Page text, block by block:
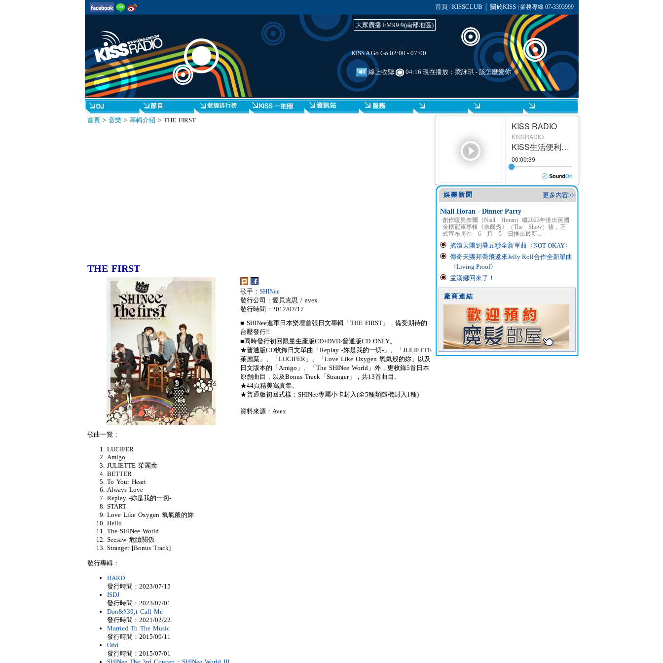
首頁 KISSCLUB 關於KISS| 業務專線 07-3393999
大眾廣播 FM99.9(南部地區)
KISS A Go Go 02:00 - 07:00
線上收聽 04:16 現在播放： 梁詠琪-該怎麼愛你
首頁> 音樂> 專輯介紹 > THE FIRST
THE FIRST
歌手： SHINee
發行公司：愛貝克思 / avex
發行時間：2012/02/17
■ SHINee進軍日本樂壇首張日文專輯「THE FIRST」，備受期待的
台壓發行!!
■同時發行初回限量生產版CD+DVD‧普通版CD ONLY。
★普通版CD收錄日文單曲「Replay -妳是我的一切-」、「JULIETTE
茱麗葉」、「LUCIFER」、「Love Like Oxygen 氧氣般的妳」以及
日文版本的「Amigo」、「The SHINee World」外，更收錄5首日本
原創曲目，以及Bonus Track「Stranger」，共13首曲目。
★44頁精美寫真集。
★普通版初回式樣：SHINee專屬小卡封入(全5種類隨機封入1種)
資料來源：Avex
歌曲一覽：
LUCIFER
Amigo
JULIETTE 茱麗葉
BETTER
To Your Heart
Always Love
Replay -妳是我的一切-
START
Love Like Oxygen 氧氣般的妳
Hello
The SHINee World
Seesaw 危險關係
Stranger [Bonus Track]
發行專輯：
HARD
發行時間：2023/07/15
ISDJ
發行時間：2023/07/01
Don&#39;t Call Me
發行時間：2021/02/22
Married To The Music
發行時間：2015/09/11
Odd
發行時間：2015/07/01
更多內容>>
娛樂新聞
Niall Horan - Dinner Party
創作暖男奈爾（Niall Horan）繼2023年推出英國
金榜冠軍專輯《奈爾秀》（The Show）後，正
式宣布將在 6 月 5 日推出最新...
搖滾天團到暑五秒全新單曲〈NOT OKAY〉
傳奇天團邦喬飛邀來Jelly Roll合作全新單曲
〈Living Proof〉
孟漢娜回來了！
廠商連結